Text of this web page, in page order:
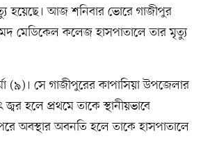
হয়েছে। আজ শনিবার ভোরে গাজীপুর
মেডিকেল কলেজ হাসপাতালে তার মৃত্যু
(৯)। সে গাজীপুরের কাপাসিয়া উপজেলার
জ্বর হলে প্রথমে তাকে স্থানীয়ভাবে
অবস্থার অবনতি হলে তাকে হাসপাতালে